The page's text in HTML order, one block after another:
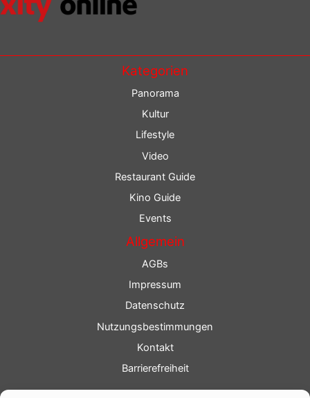
Kategorien
Panorama
Kultur
Lifestyle
Video
Restaurant Guide
Kino Guide
Events
Allgemein
AGBs
Impressum
Datenschutz
Nutzungsbestimmungen
Kontakt
Barrierefreiheit